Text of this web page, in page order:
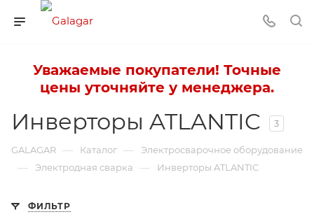
Уважаемые покупатели! Точные
цены уточняйте у менеджера.
Инверторы ATLANTIC 3
GALAGAR — Каталог — Электросварочное оборудование
— Электродная сварка — Инверторы ATLANTIC
ФИЛЬТР